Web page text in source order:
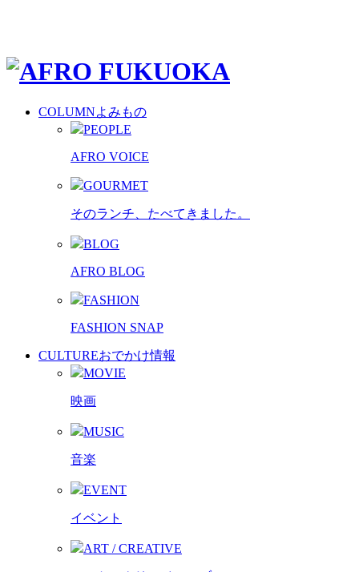
COLUMNよみもの
PEOPLE
AFRO VOICE
GOURMET
そのランチ、たべてきました。
BLOG
AFRO BLOG
FASHION
FASHION SNAP
CULTUREおでかけ情報
MOVIE
映画
MUSIC
音楽
EVENT
イベント
ART / CREATIVE